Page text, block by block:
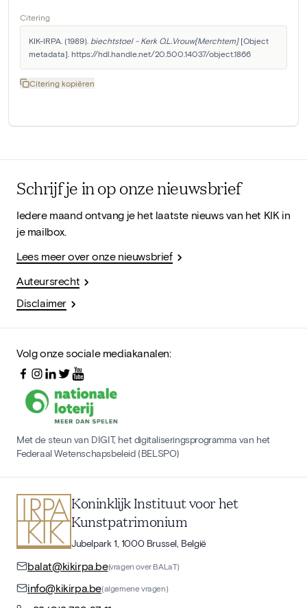
Citering
KIK-IRPA. (1989). biechtstoel - Kerk O.L.Vrouw[Merchtem] [Object
metadata]. https://hdl.handle.net/20.500.14037/object.1866
Citering kopiëren
Schrijf je in op onze nieuwsbrief
Iedere maand ontvang je het laatste nieuws van het KIK in
je mailbox.
Lees meer over onze nieuwsbrief
Auteursrecht
Disclaimer
Volg onze sociale mediakanalen:
Met de steun van DIGIT, het digitaliseringsprogramma van het
Federaal Wetenschapsbeleid (BELSPO)
Koninklijk Instituut voor het
Kunstpatrimonium
Jubelpark 1, 1000 Brussel, België
balat@kikirpa.be(vragen over BALaT)
info@kikirpa.be(algemene vragen)